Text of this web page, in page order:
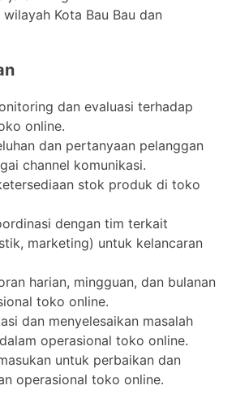
Kota Bau Bau dan
dan evaluasi terhadap
online.
dan pertanyaan pelanggan
channel komunikasi.
stok produk di toko
dengan tim terkait
marketing) untuk kelancaran
harian, mingguan, dan bulanan
toko online.
dan menyelesaikan masalah
operasional toko online.
untuk perbaikan dan
operasional toko online.